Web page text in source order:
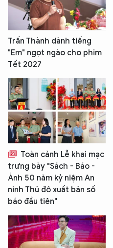
Trấn Thành dành tiếng
"Em" ngọt ngào cho phim
Tết 2027
Toàn cảnh Lễ khai mạc
trưng bày "Sách - Báo -
Ảnh 50 năm kỷ niệm An
ninh Thủ đô xuất bản số
báo đầu tiên"